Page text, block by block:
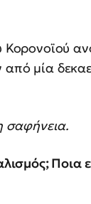
μία
σαφήνεια.
Ποια